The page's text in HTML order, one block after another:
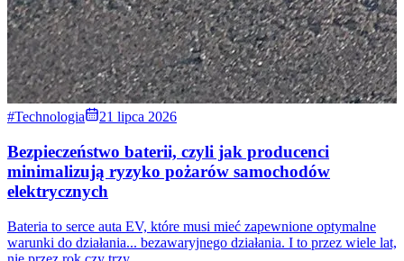
#Technologia 21 lipca 2026
Bezpieczeństwo baterii, czyli jak producenci
minimalizują ryzyko pożarów samochodów
elektrycznych
Bateria to serce auta EV, które musi mieć zapewnione optymalne
warunki do działania... bezawaryjnego działania. I to przez wiele lat,